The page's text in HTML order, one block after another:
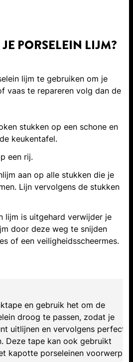
PORSELEIN LIJM?
lijm te gebruiken om je
vaas te repareren volg dan de
stukken op een schone en
keukentafel.
een rij.
aan op alle stukken die je
Lijn vervolgens de stukken
lijm is uitgehard verwijder je
door deze weg te snijden
of een veiligheidsscheermes.
en gebruik het om de
droog te passen, zodat je
uitlijnen en vervolgens perfect
Deze tape kan ook gebruikt
kapotte porseleinen voorwerp